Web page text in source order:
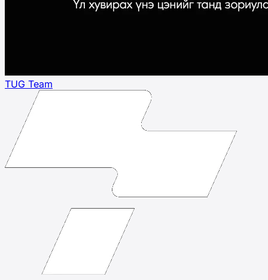
TUG Team